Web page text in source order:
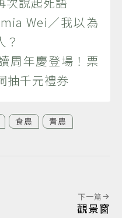
Wei／我以為
？
周年慶登場！票
抽千元禮券
食農 青農
下一篇
觀景窗